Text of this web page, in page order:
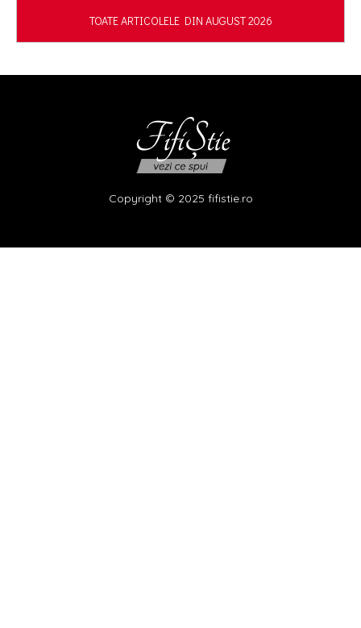
TOATE ARTICOLELE DIN AUGUST 2026
Copyright © 2025 fifistie.ro